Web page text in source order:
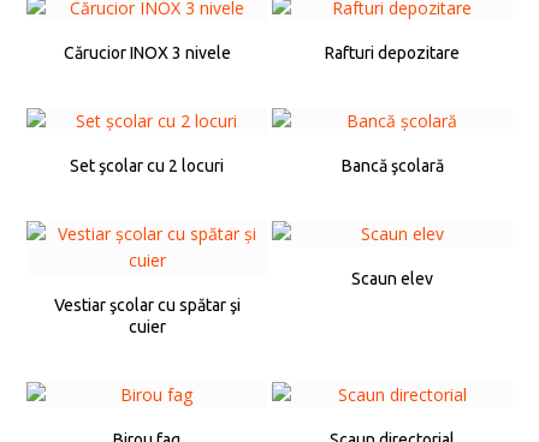
Cărucior INOX 3 nivele Rafturi depozitare
Set şcolar cu 2 locuri Bancă şcolară
Vestiar şcolar cu spătar şi
cuier
Scaun elev